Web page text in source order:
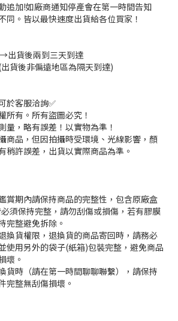
追加!如廠商通知停產會在第一時間告知
同。皆以最快速度出貨給各位買家！
出貨後兩到三天到達
貨後非偏遠地區為隔天到達)
於客服洽詢✅
所有。所有盜圖必究！
量，略有誤差！以實物為準！
商品，但因拍攝時受環境、光線影響，顏
稍許誤差，出貨以實際商品為準。
賞期內請保持商品的完整性，包含原廠盒
須保持完整，請勿刮傷或損傷，若有膠膜
完整避免拆除。
換貨權限，退換貨的商品寄回時，請務必
使用另外的袋子(紙箱)包裝完整，避免商品
壞。
貨時（請在第一時間聊聊聯繫），請保持
完整無刮傷損壞。